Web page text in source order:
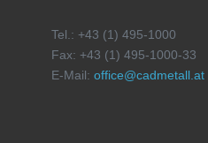
Tel.: +43 (1) 495-1000
Fax: +43 (1) 495-1000-33
E-Mail:office@cadmetall.at